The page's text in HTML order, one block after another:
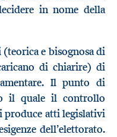
in nome della
(teorica e bisognosa di
di chiarire) di
Il punto di
il quale il controllo
produce atti legislativi
dell’elettorato.